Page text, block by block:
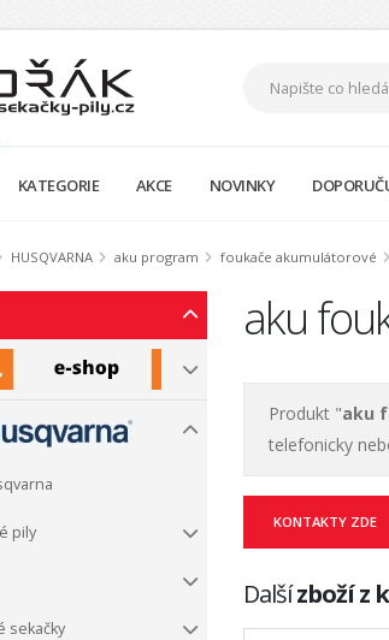
KATEGORIE AKCE NOVINKY
HUSQVARNA aku program foukače akumulátorové
pily
sekačky
aku
Produkt "aku
telefonicky
KONTAKTY ZDE
Dalšízboží z